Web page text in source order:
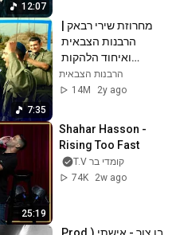
12:07
7:35
הרבנות הצבאית
ואיחוד הלהקות
במחרוזת שתרים לנו
את המורל
הרבנות הצבאית
14M
2y ago
25:19
Shahar Hasson -
Rising Too Fast
קומדי בר T.V
74K
2w ago